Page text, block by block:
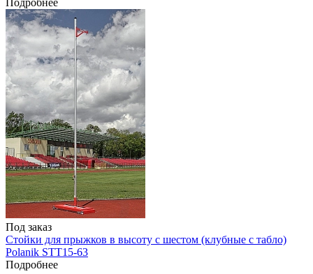
Под заказ
Стойки для прыжков в высоту с шестом (клубные с табло)
Polanik STT15-63
Подробнее